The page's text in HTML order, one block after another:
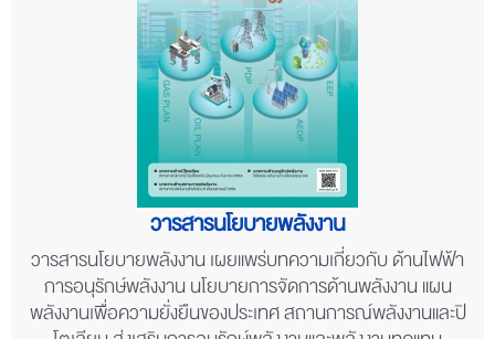
วารสารนโยบายพลังงาน
วารสารนโยบายพลังงาน เผยแพร่บทความเกี่ยวกับ ด้านไฟฟ้า
การอนุรักษ์พลังงาน นโยบายการจัดการด้านพลังงาน แผน
พลังงานเพื่อความยั่งยืนของประเทศ สถานการณ์พลังงานและปิ